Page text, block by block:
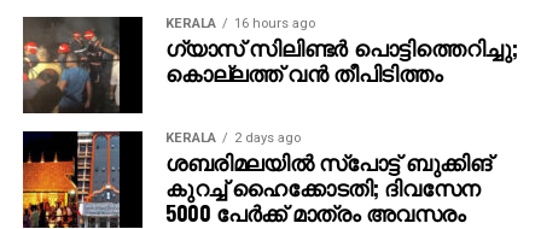
KERALA 16 hours ago
ഗ്യാസ് സിലിണ്ടര്‍ പൊട്ടിത്തെറിച്ചു;
കൊല്ലത്ത് വന്‍ തീപിടിത്തം
KERALA 2 days ago
ശബരിമലയില്‍ സ്‌പോട്ട് ബുക്കിങ്
കുറച്ച് ഹൈക്കോടതി; ദിവസേന
5000 പേര്‍ക്ക് മാത്രം അവസരം